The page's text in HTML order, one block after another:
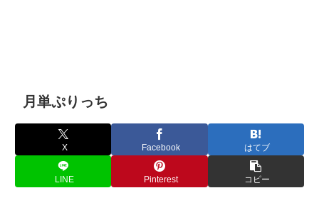
月単ぷりっち
X Facebook はてブ
LINE Pinterest コピー